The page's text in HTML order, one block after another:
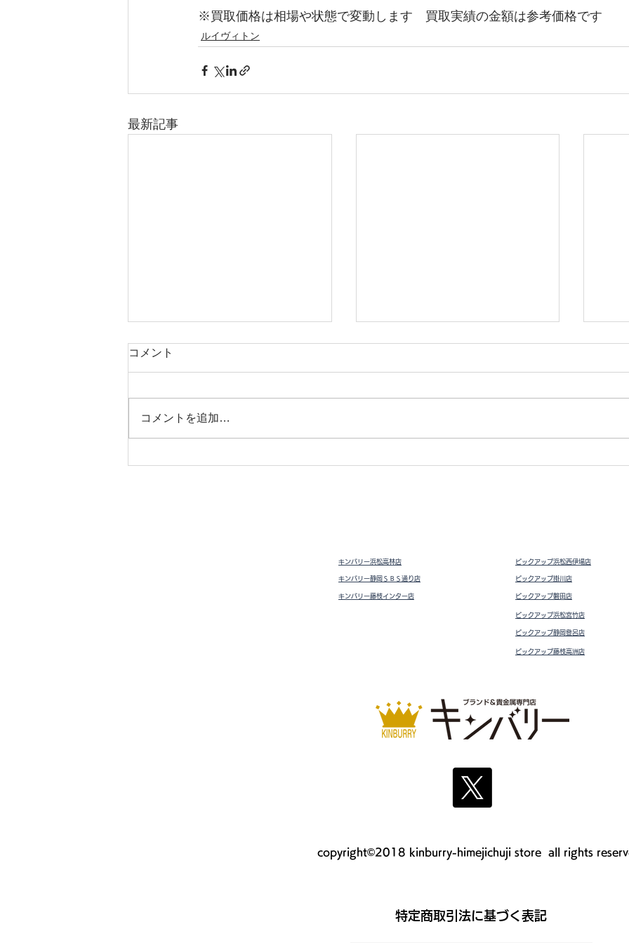
※買取価格は相場や状態で変動します　買取実績の金額は参考価格です
ルイヴィトン
最新記事
ジッピーコインパース
ドライビングシューズ スウェ
Vト
コメント
コメントを追加…
キンバリー浜松高林店
キンバリー静岡ＳＢＳ通り店
キンバリー藤枝インター店
ピックアップ浜松西伊場店
ピックアップ掛川 店
ピックアップ磐田店
ピックアップ浜松宮竹店
ピックアップ静岡登呂店
ピックアップ藤枝高洲店
copyright©2018 kinburry-himejichuji store all rights
​特定商取引法に基づく表記